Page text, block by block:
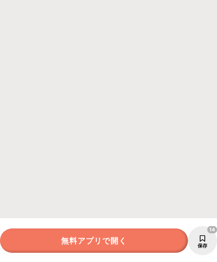
無料アプリで開く 保存
14